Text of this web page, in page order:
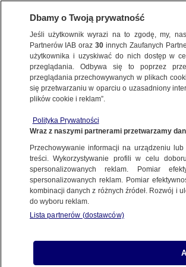
PRAWO
Sejm uchwalił
BIZNES
"Pamiętam, jak się
Projektantka
z gwiazdą
KULTURA I STYL
Pogłoski o jego
mocno przesadzone"
Dbamy o Twoją prywatność
Jeśli użytkownik wyrazi na to zgodę, my,
Partnerów IAB oraz30 innych Zaufanych
użytkownika i uzyskiwać do nich dostęp w
przeglądania. Odbywa się to poprzez
przeglądania przechowywanych w plikach
się przetwarzaniu w oparciu o uzasadniony
plików cookie i reklam”.
Polityka Prywatności
Wraz z naszymi partnerami przetwarzamy
Przechowywanie informacji na urządzeniu
treści. Wykorzystywanie profili w celu
spersonalizowanych reklam. Pomiar
spersonalizowanych reklam. Pomiar
kombinacji danych z różnych źródeł. Rozwój i
do wyboru reklam.
Lista partnerów (dostawców)